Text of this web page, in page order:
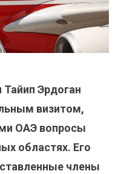
Эрдоган
визитом,
ОАЭ вопросы
областях. Его
члены